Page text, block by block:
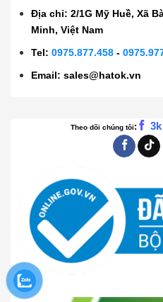
Địa chỉ: 2/1G Mỹ Huề, Xã
Minh, Việt Nam
Tel:0975.877.458 -
Email:sales@hatok.vn
Theo dõi chúng tôi: